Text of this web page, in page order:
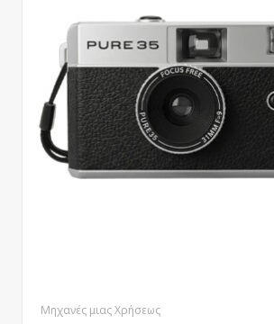
Μηχανές μιας Χρήσεως